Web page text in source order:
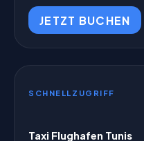
JETZT BUCHEN
SCHNELLZUGRIFF
Taxi Flughafen Tunis